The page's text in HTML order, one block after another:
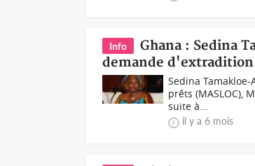
Info
Ghana : Sedina
demande d'extradition
Sedina
prêts (MASLOC),
suite à...
il y a 6 mois